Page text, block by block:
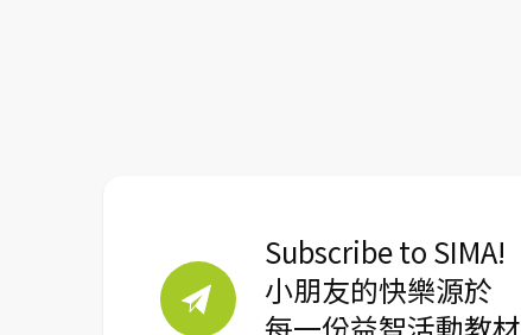
Subscribe to SIMA!
小朋友的快樂源於